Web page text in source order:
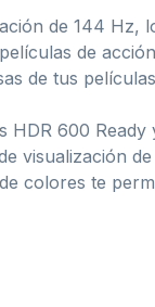
de 144 Hz,
de
de tus
600 Ready
visualización
colores te